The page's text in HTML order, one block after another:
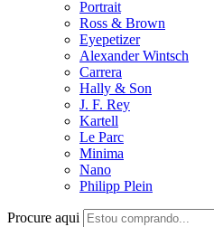
Portrait
Ross & Brown
Eyepetizer
Alexander Wintsch
Carrera
Hally & Son
J. F. Rey
Kartell
Le Parc
Minima
Nano
Philipp Plein
Procure aqui